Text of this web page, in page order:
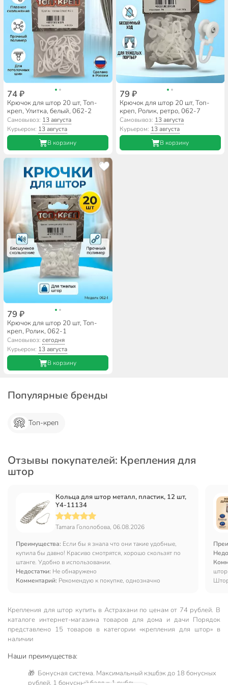
74 ₽
Крючок для штор 20 шт, Топ-
креп, Улитка, белый, 062-2
Самовывоз: 13 августа
Курьером: 13 августа
В корзину
79 ₽
Крючок для штор 20 шт, Топ-
креп, Ролик, ретро, 062-7
Самовывоз: 13 августа
Курьером: 13 августа
В корзину
79 ₽
Крючок для штор 20 шт, Топ-
креп, Ролик, 062-1
Самовывоз:сегодня
Курьером: 13 августа
В корзину
Популярные бренды
Топ-креп
Отзывы покупателей: Крепления для
штор
Кольца для штор металл, пластик, 12 шт,
Y4-11134
Tamara Гололобова, 06.08.2026
Преимущества: Если бы я знала что они такие удобные,
купила бы давно! Красиво смотрятся, хорошо скользят по
штанге. Удобно в использовании.
Недостатки: Не обнаружено
Комментарий: Рекомендую к покупке, однозначно
Крепления для штор купить в Астрахани по ценам от 74 рублей. В
каталоге интернет-магазина товаров для дома и дачи Порядок
представлено 15 товаров в категории «крепления для штор» в
наличии
Наши преимущества:
🎁 Бонусная система. Максимальный кэшбэк до 18 бонусных
рублей, 1 бонусный балл = 1 рубль.